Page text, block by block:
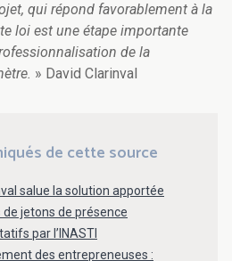
qui répond favorablement à la
loi est une étape importante
de la
» David Clarinval
de cette source
salue la solution apportée
jetons de présence
par l’INASTI
des entrepreneuses :